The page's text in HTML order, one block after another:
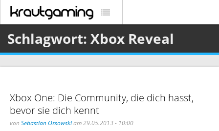
Schlagwort: Xbox Reveal
Xbox One: Die Community, die dich hasst,
bevor sie dich kennt
von Sebastian Ossowskiam 29.05.2013 - 10:00